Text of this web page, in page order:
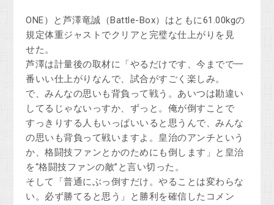
ONE）と芦澤竜誠（Battle-Box）はともに61.00kgの
規定体重ジャストでクリアと完璧な仕上がりを見
せた。
芦澤は計量後の取材に「やるだけです、今までで一
番いい仕上がりなんで、試合がすごく楽しみ。
で、みんなの思いも背負って戦う。あいつは勘違い
してるじゃないっすか、ずっと。俺が倒すことで
すっきりする人もいっぱいいると思うんで、みんな
の思いも背負って戦いますよ。皇治のアンチという
か、格闘技ファンとかのためにも倒します」と皇治
を“格闘技ファンの敵”と言い切った。
そして「普通にぶっ倒すだけ。やることは変わらな
い。必ず勝てると思う」と勝利を確信したコメン